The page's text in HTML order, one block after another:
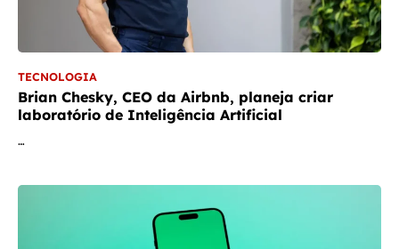
TECNOLOGIA
Brian Chesky, CEO da Airbnb, planeja criar
laboratório de Inteligência Artificial
…